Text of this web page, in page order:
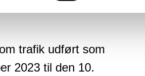
trafik udført som
2023 til den 10.